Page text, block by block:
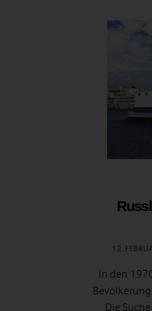
12.
In den
Die